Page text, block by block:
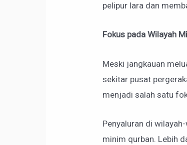
pelipur lara dan
Fokus pada Wilayah
Meski jangkauan
sekitar pusat
menjadi salah satu
Penyaluran di
minim qurban. Lebih